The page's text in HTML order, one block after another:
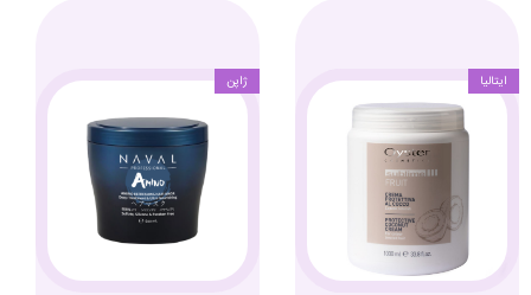
ایتالیا ژاپن